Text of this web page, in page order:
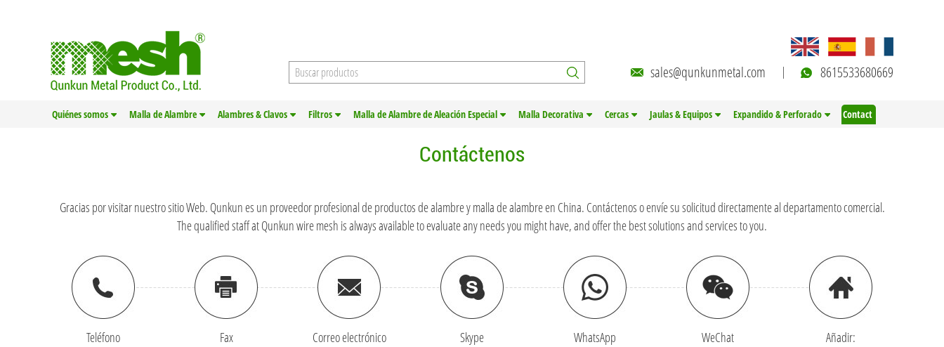
sales@qunkunmetal.com 8615533680669
Quiénes somos Malla de Alambre Alambres & Clavos Filtros Malla de Alambre de Aleación Especial Malla Decorativa Cercas Jaulas & Equipos Expandido & Perforado Contact
Contáctenos
Gracias por visitar nuestro sitio Web. Qunkun es un proveedor profesional de productos de alambre y malla de alambre en China. Contáctenos o envíe su solicitud directamente al departamento comercial.
The qualified staff at Qunkun wire mesh is always available to evaluate any needs you might have, and offer the best solutions and services to you.
Teléfono
Fax
Correo electrónico
Skype
WhatsApp
WeChat
Añadir: